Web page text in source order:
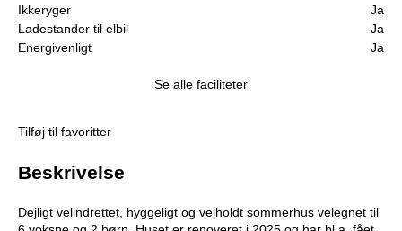
Ikkeryger
Ja
Ladestander til elbil
Ja
Energivenligt
Ja
Se alle faciliteter
Tilføj til favoritter
Beskrivelse
Dejligt velindrettet, hyggeligt og velholdt sommerhus velegnet til